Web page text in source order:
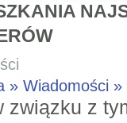
» Wiadomości
związku z